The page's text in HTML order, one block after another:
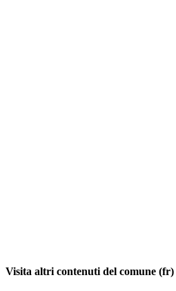
Visita altri contenuti del comune (fr)